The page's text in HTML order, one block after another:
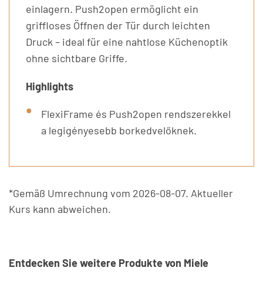
einlagern. Push2open ermöglicht ein
griffloses Öffnen der Tür durch leichten
Druck – ideal für eine nahtlose Küchenoptik
ohne sichtbare Griffe.
Highlights
FlexiFrame és Push2open rendszerekkel
a legigényesebb borkedvelőknek.
*Gemäß Umrechnung vom 2026-08-07. Aktueller
Kurs kann abweichen.
Entdecken Sie weitere Produkte von Miele